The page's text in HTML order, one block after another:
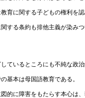
育に関する子どもの権利
る条約も排他主義が染み
いるところにも不純な政治
基本は母国語教育である。
に障害をもたらす本心は